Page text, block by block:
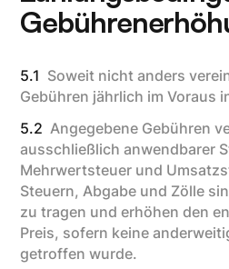
5.1 Soweit nicht anders
Gebühren jährlich im Voraus
5.2 Angegebene Gebühren
ausschließlich anwendbarer
Mehrwertsteuer und
Steuern, Abgabe und Zölle
zu tragen und erhöhen den
Preis, sofern keine
getroffen wurde.